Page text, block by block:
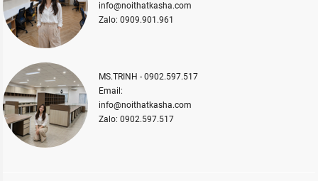
info@noithatkasha.com
Zalo: 0909.901.961
MS.TRINH - 0902.597.517
Email:
info@noithatkasha.com
Zalo: 0902.597.517